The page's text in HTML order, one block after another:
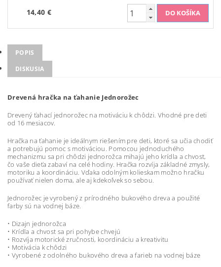
14,40 €
POPIS
DISKUSIA
Drevená hračka na ťahanie Jednorožec
Drevený ťahací jednorožec na motiváciu k chôdzi. Vhodné pre deti
od 16 mesiacov.
Hračka na ťahanie je ideálnym riešením pre deti, ktoré sa učia chodiť
a potrebujú pomoc s motiváciou. Pomocou jednoduchého
mechanizmu sa pri chôdzi jednorožca mihajú jeho krídla a chvost,
čo vaše dieťa zabaví na celé hodiny. Hračka rozvíja základné zmysly,
motoriku a koordináciu. Vďaka odolným kolieskam možno hračku
používať nielen doma, ale aj kdekoľvek so sebou.
Jednorožec je vyrobený z prírodného bukového dreva a použité
farby sú na vodnej báze.
• Dizajn jednorožca
• Krídla a chvost sa pri pohybe chvejú
• Rozvíja motorické zručnosti, koordináciu a kreativitu
• Motivácia k chôdzi
• Vyrobené z odolného bukového dreva a farieb na vodnej báze